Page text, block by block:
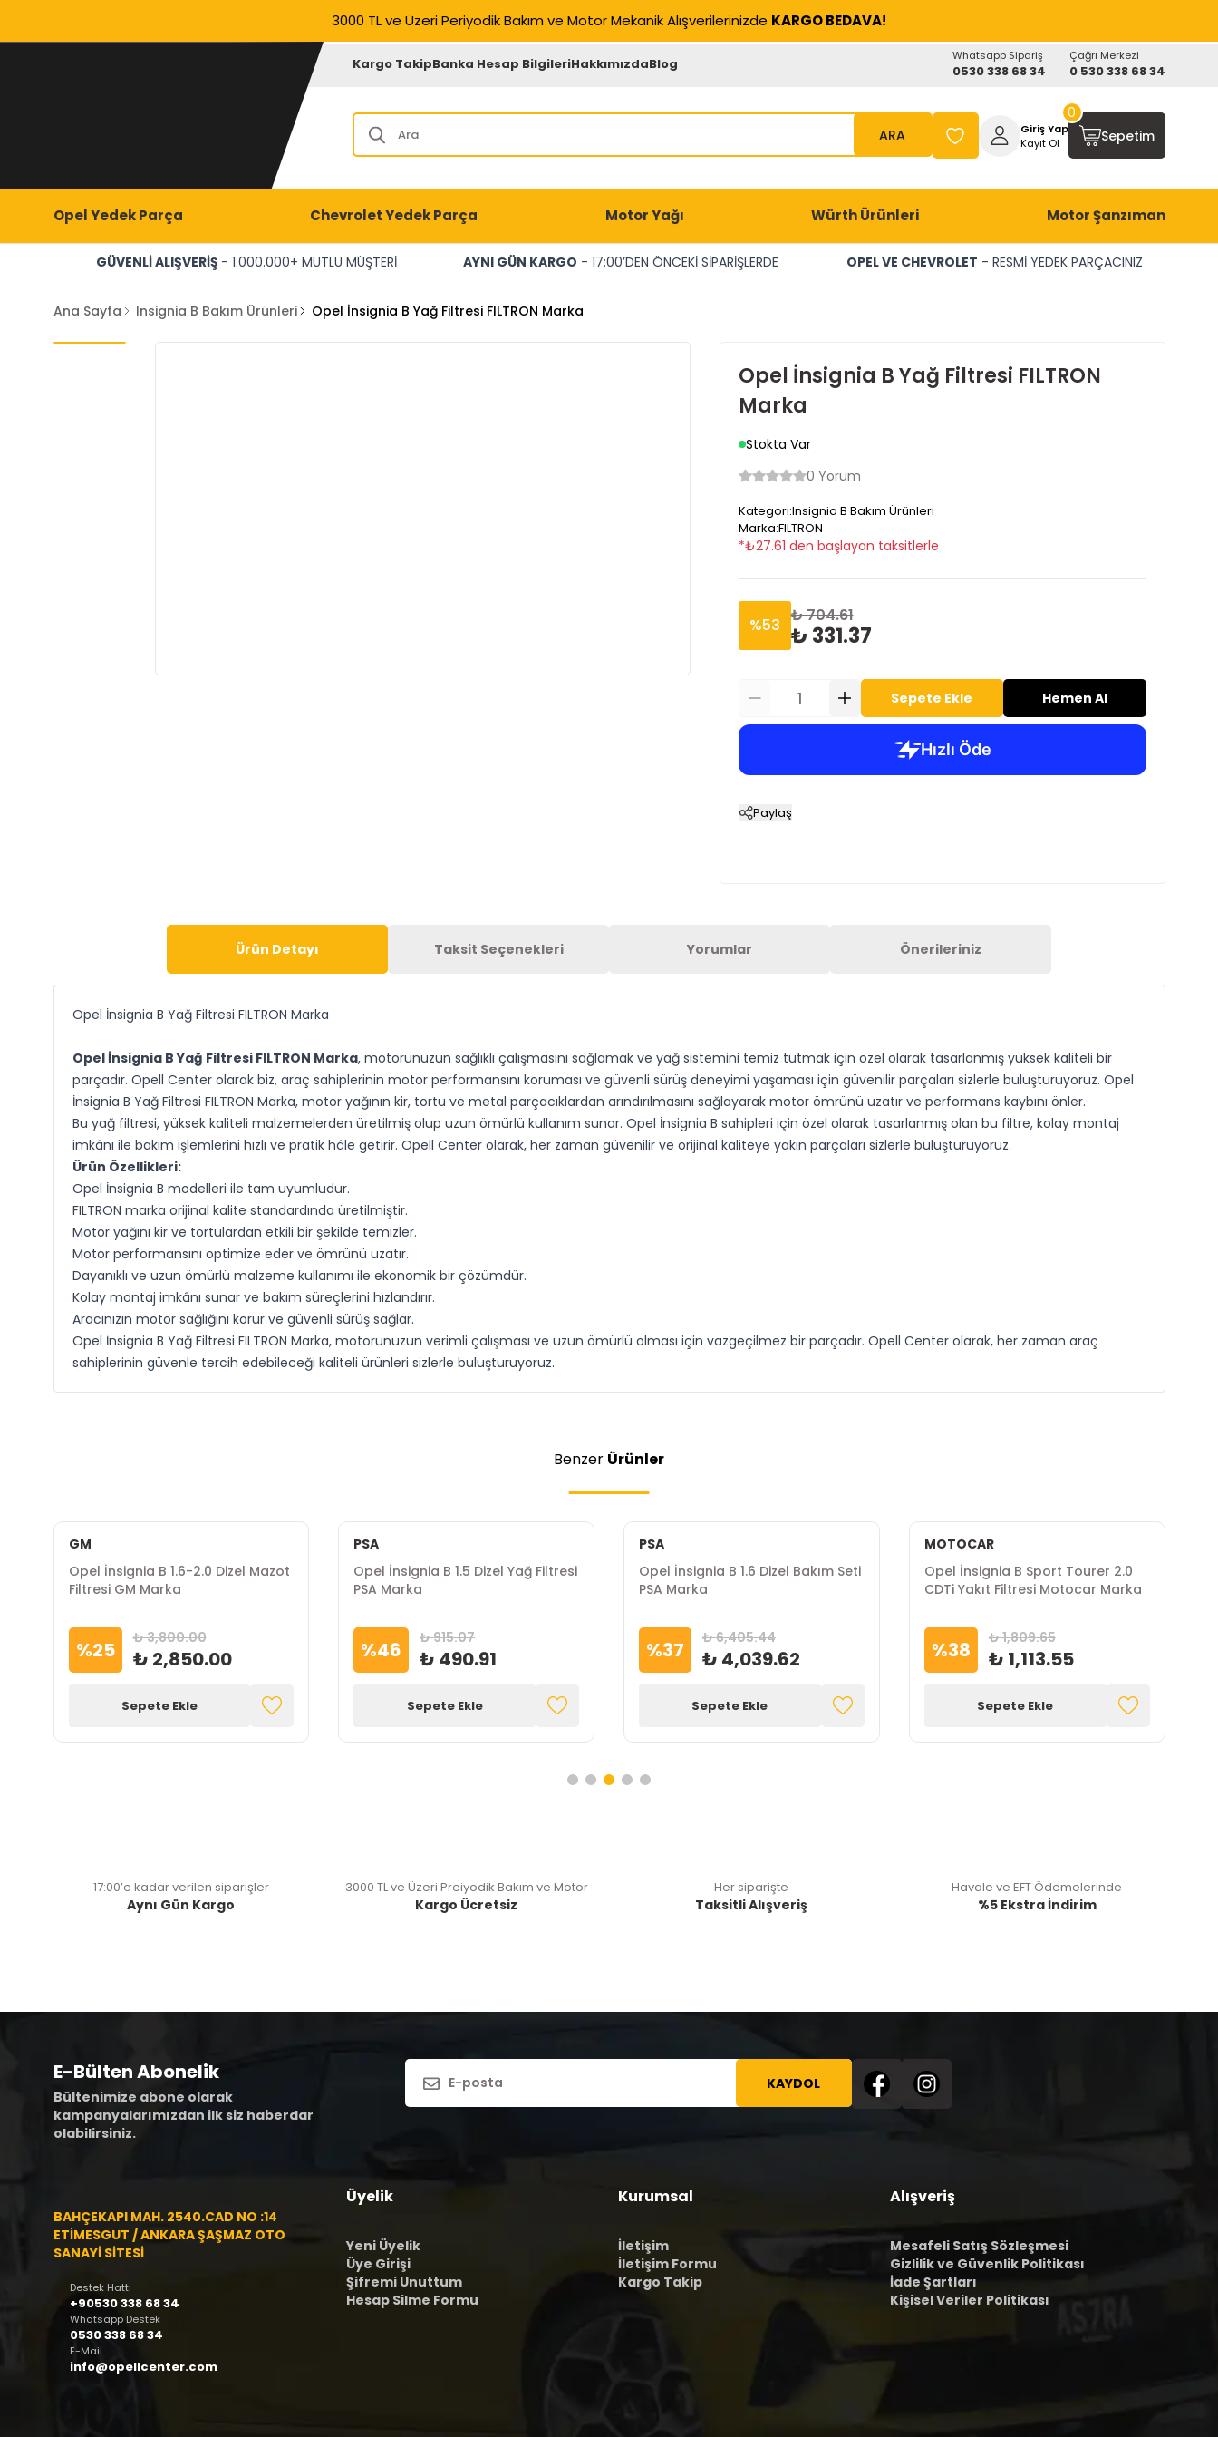
3000 TL ve Üzeri Periyodik Bakım ve Motor Mekanik Alışverilerinizde KARGO BEDAVA!
Kargo TakipBanka Hesap BilgileriHakkımızdaBlog Whatsapp Sipariş
0530 338 68 34
Çağrı Merkezi
0 530 338 68 34
ARA
Giriş Yap
Kayıt Ol
Sepetim
0
Opel Yedek Parça Chevrolet Yedek Parça Motor Yağı Würth Ürünleri Motor Şanzıman
GÜVENLİ ALIŞVERİŞ - 1.000.000+ MUTLU MÜŞTERİ AYNI GÜN KARGO - 17:00’DEN ÖNCEKİ SİPARİŞLERDE OPEL VE CHEVROLET - RESMİ YEDEK PARÇACINIZ
Ana Sayfa Insignia B Bakım Ürünleri Opel İnsignia B Yağ Filtresi FILTRON Marka
Opel İnsignia B Yağ Filtresi FILTRON
Marka
Stokta Var
0 Yorum
Kategori:Insignia B Bakım Ürünleri
Marka:FILTRON
*₺27.61 den başlayan taksitlerle
%53 ₺ 704.61
₺ 331.37
Sepete Ekle Hemen Al
Paylaş
Ürün Detayı Taksit Seçenekleri Yorumlar Önerileriniz
Opel İnsignia B Yağ Filtresi FILTRON Marka
Opel İnsignia B Yağ Filtresi FILTRON Marka, motorunuzun sağlıklı çalışmasını sağlamak ve yağ sistemini temiz tutmak için özel olarak tasarlanmış yüksek kaliteli bir
parçadır. Opell Center olarak biz, araç sahiplerinin motor performansını koruması ve güvenli sürüş deneyimi yaşaması için güvenilir parçaları sizlerle buluşturuyoruz. Opel
İnsignia B Yağ Filtresi FILTRON Marka, motor yağının kir, tortu ve metal parçacıklardan arındırılmasını sağlayarak motor ömrünü uzatır ve performans kaybını önler.
Bu yağ filtresi, yüksek kaliteli malzemelerden üretilmiş olup uzun ömürlü kullanım sunar. Opel İnsignia B sahipleri için özel olarak tasarlanmış olan bu filtre, kolay montaj
imkânı ile bakım işlemlerini hızlı ve pratik hâle getirir. Opell Center olarak, her zaman güvenilir ve orijinal kaliteye yakın parçaları sizlerle buluşturuyoruz.
Ürün Özellikleri:
Opel İnsignia B modelleri ile tam uyumludur.
FILTRON marka orijinal kalite standardında üretilmiştir.
Motor yağını kir ve tortulardan etkili bir şekilde temizler.
Motor performansını optimize eder ve ömrünü uzatır.
Dayanıklı ve uzun ömürlü malzeme kullanımı ile ekonomik bir çözümdür.
Kolay montaj imkânı sunar ve bakım süreçlerini hızlandırır.
Aracınızın motor sağlığını korur ve güvenli sürüş sağlar.
Opel İnsignia B Yağ Filtresi FILTRON Marka, motorunuzun verimli çalışması ve uzun ömürlü olması için vazgeçilmez bir parçadır. Opell Center olarak, her zaman araç
sahiplerinin güvenle tercih edebileceği kaliteli ürünleri sizlerle buluşturuyoruz.
Benzer Ürünler
GM
Opel İnsignia B 1.6-2.0 Dizel Mazot
Filtresi GM Marka
%25 ₺ 3,800.00
₺ 2,850.00
Sepete Ekle
PSA
Opel İnsignia B 1.5 Dizel Yağ Filtresi
PSA Marka
%46 ₺ 915.07
₺ 490.91
Sepete Ekle
PSA
Opel İnsignia B 1.6 Dizel Bakım Seti
PSA Marka
%37 ₺ 6,405.44
₺ 4,039.62
Sepete Ekle
MOTOCAR
Opel İnsignia B Sport Tourer 2.0
CDTi Yakıt Filtresi Motocar Marka
%38 ₺ 1,809.65
₺ 1,113.55
Sepete Ekle
17:00’e kadar verilen siparişler
Aynı Gün Kargo
3000 TL ve Üzeri Preiyodik Bakım ve Motor
Kargo Ücretsiz
Her siparişte
Taksitli Alışveriş
Havale ve EFT Ödemelerinde
%5 Ekstra İndirim
E-Bülten Abonelik
Bültenimize abone olarak
kampanyalarımızdan ilk siz haberdar
olabilirsiniz.
KAYDOL
BAHÇEKAPI MAH. 2540.CAD NO :14
ETİMESGUT / ANKARA ŞAŞMAZ OTO
SANAYİ SİTESİ
Destek Hattı
+90530 338 68 34
Whatsapp Destek
0530 338 68 34
E-Mail
info@opellcenter.com
Üyelik
Yeni Üyelik
Üye Girişi
Şifremi Unuttum
Hesap Silme Formu
Kurumsal
İletişim
İletişim Formu
Kargo Takip
Alışveriş
Mesafeli Satış Sözleşmesi
Gizlilik ve Güvenlik Politikası
İade Şartları
Kişisel Veriler Politikası